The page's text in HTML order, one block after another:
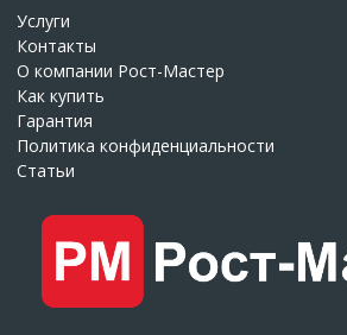
Услуги
Контакты
О компании Рост-Мастер
Как купить
Гарантия
Политика конфиденциальности
Статьи